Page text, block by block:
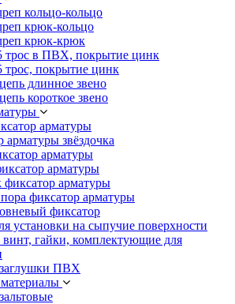
кольцо-кольцо
крюк-кольцо
крюк-крюк
трос в ПВХ, покрытие цинк
трос, покрытие цинк
длинное звено
короткое звено
арматуры
арматуры звёздочка
арматуры
арматуры
фиксатор арматуры
фиксатор арматуры
фиксатор
установки на сыпучие поверхности
гайки, комплектующие для
ПВХ